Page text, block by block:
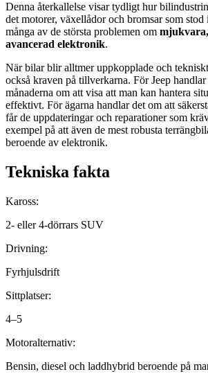
Denna återkallelse visar tydligt hur
det motorer, växellådor och bromsar som
många av de största problemen om
avancerad elektronik.
När bilar blir alltmer uppkopplade och
också kraven på tillverkarna. För Jeep
månaderna om att visa att man kan hantera
effektivt. För ägarna handlar det om att
får de uppdateringar och reparationer som
exempel på att även de mest robusta
beroende av elektronik.
Tekniska fakta
Kaross:
2- eller 4-dörrars SUV
Drivning:
Fyrhjulsdrift
Sittplatser:
4–5
Motoralternativ:
Bensin, diesel och laddhybrid beroende på